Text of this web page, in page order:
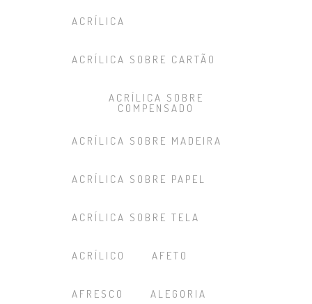
ACRÍLICA
ACRÍLICA SOBRE CARTÃO
ACRÍLICA SOBRE
COMPENSADO
ACRÍLICA SOBRE MADEIRA
ACRÍLICA SOBRE PAPEL
ACRÍLICA SOBRE TELA
ACRÍLICO AFETO
AFRESCO ALEGORIA